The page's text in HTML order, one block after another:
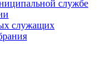
службе
служащих